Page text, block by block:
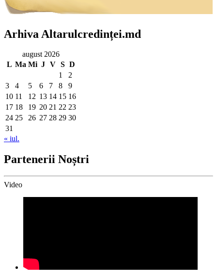
Arhiva Altarulcredinței.md
august 2026
L Ma Mi J V S D
1
2
3
4 5 6 7 8
9
10 11 12 13 14 15 16
17 18 19 20 21 22 23
24 25 26 27 28 29 30
31
« iul.
Partenerii Noștri
Video